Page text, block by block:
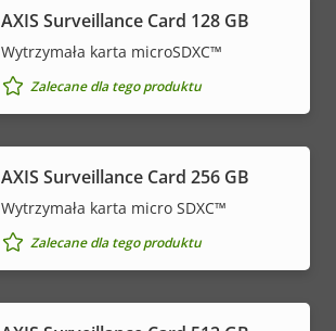
AXIS Surveillance Card 128 GB
Wytrzymała karta microSDXC™
Zalecane dla tego produktu
AXIS Surveillance Card 256 GB
Wytrzymała karta micro SDXC™
Zalecane dla tego produktu